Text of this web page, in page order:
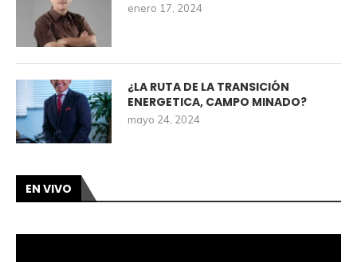
enero 17, 2024
¿LA RUTA DE LA TRANSICIÓN
ENERGETICA, CAMPO MINADO?
mayo 24, 2024
EN VIVO